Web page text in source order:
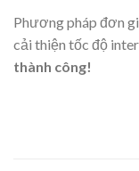
Phương pháp đơn
cải thiện tốc độ
thành công!